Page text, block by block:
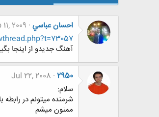
احسان عباسي 2009
آهنگ جدیدو از اینجا
2950
Jul 22, 2008
سلام:
شرمنده میتونم در
ممنون میشم